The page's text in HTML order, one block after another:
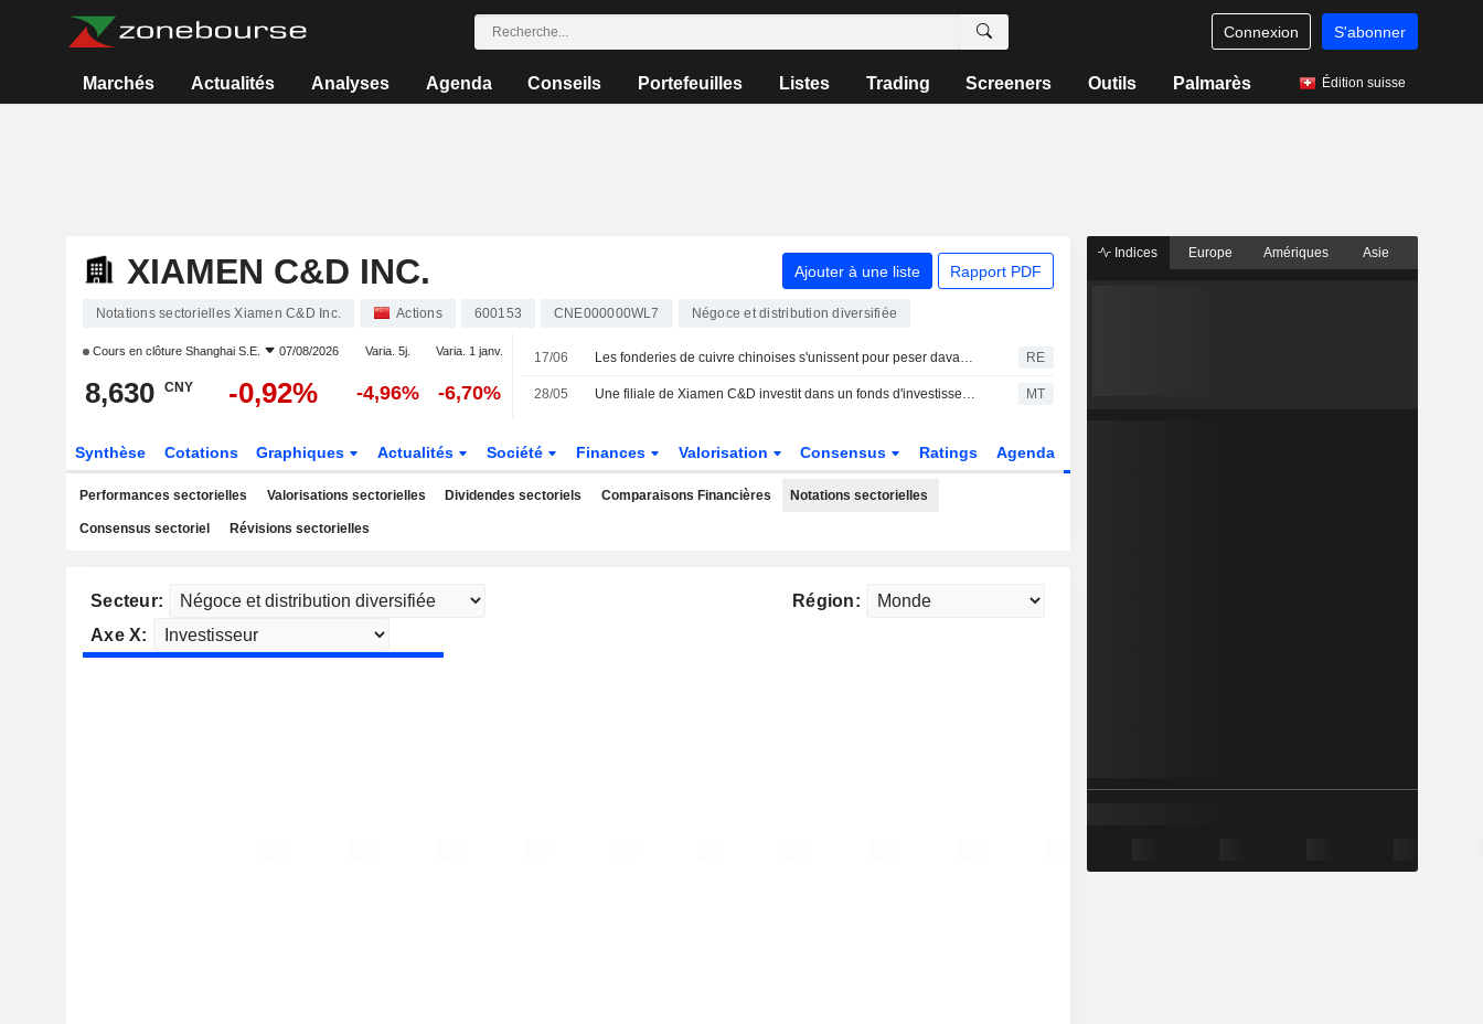
Connexion S'abonner
Marchés Actualités Analyses Agenda Conseils Portefeuilles Listes Trading Screeners Outils Palmarès Édition suisse
XIAMEN C&D INC. Ajouter à une liste Rapport PDF
Notations sectorielles Xiamen C&D Inc. Actions 600153 CNE000000WL7 Négoce et distribution diversifiée
Cours en clôture Shanghai S.E. 07/08/2026 Varia. 5j. Varia. 1 janv.
8,630 CNY -0,92% -4,96% -6,70%
17/06 Les fonderies de cuivre chinoises s'unissent pour peser davantage face aux mineurs RE
28/05 Une filiale de Xiamen C&D investit dans un fonds d'investissement dédié aux marques de consommation MT
Synthèse Cotations Graphiques Actualités Société Finances Valorisation Consensus Ratings Agenda
Performances sectorielles Valorisations sectorielles Dividendes sectoriels Comparaisons Financières Notations sectorielles
Consensus sectoriel Révisions sectorielles
Secteur:
Région:
Axe X:
Indices Europe Amériques Asie